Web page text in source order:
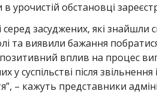
урочистій обстановці
засуджених, які знайшли
та виявили бажання
вплив на процес
у суспільстві після
– кажуть представники